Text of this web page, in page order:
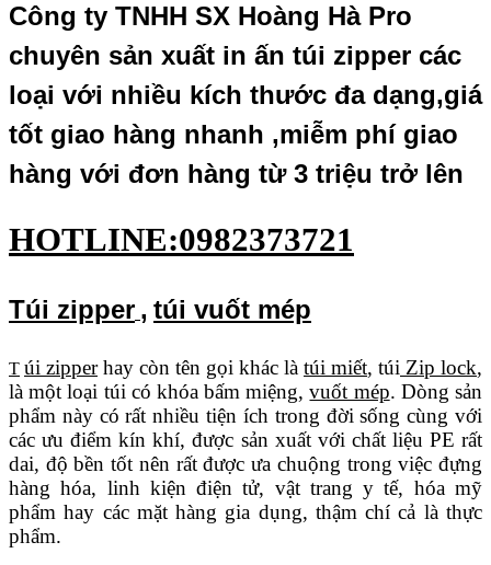
Công ty TNHH SX Hoàng Hà Pro
chuyên sản xuất in ấn túi zipper các
loại với nhiều kích thước đa dạng,giá
tốt giao hàng nhanh ,miễm phí giao
hàng với đơn hàng từ 3 triệu trở lên
HOTLINE:0982373721
Túi zipper , túi vuốt mép
T úi zipper hay còn tên gọi khác là túi miết, túi Zip lock,
là một loại túi có khóa bấm miệng,vuốt mép. Dòng sản
phẩm này có rất nhiều tiện ích trong đời sống cùng với
các ưu điểm kín khí, được sản xuất với chất liệu PE rất
dai, độ bền tốt nên rất được ưa chuộng trong việc đựng
hàng hóa, linh kiện điện tử, vật trang y tế, hóa mỹ
phẩm hay các mặt hàng gia dụng, thậm chí cả là thực
phẩm.